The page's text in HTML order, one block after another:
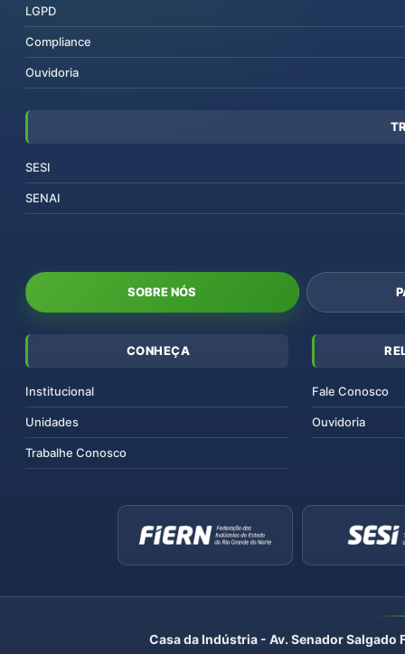
LGPD
Compliance
Ouvidoria
SESI
SENAI
SOBRE NÓS
CONHEÇA
Institucional
Unidades
Trabalhe Conosco
Fale Conosco
Ouvidoria
Casa da Indústria - Av. Senador